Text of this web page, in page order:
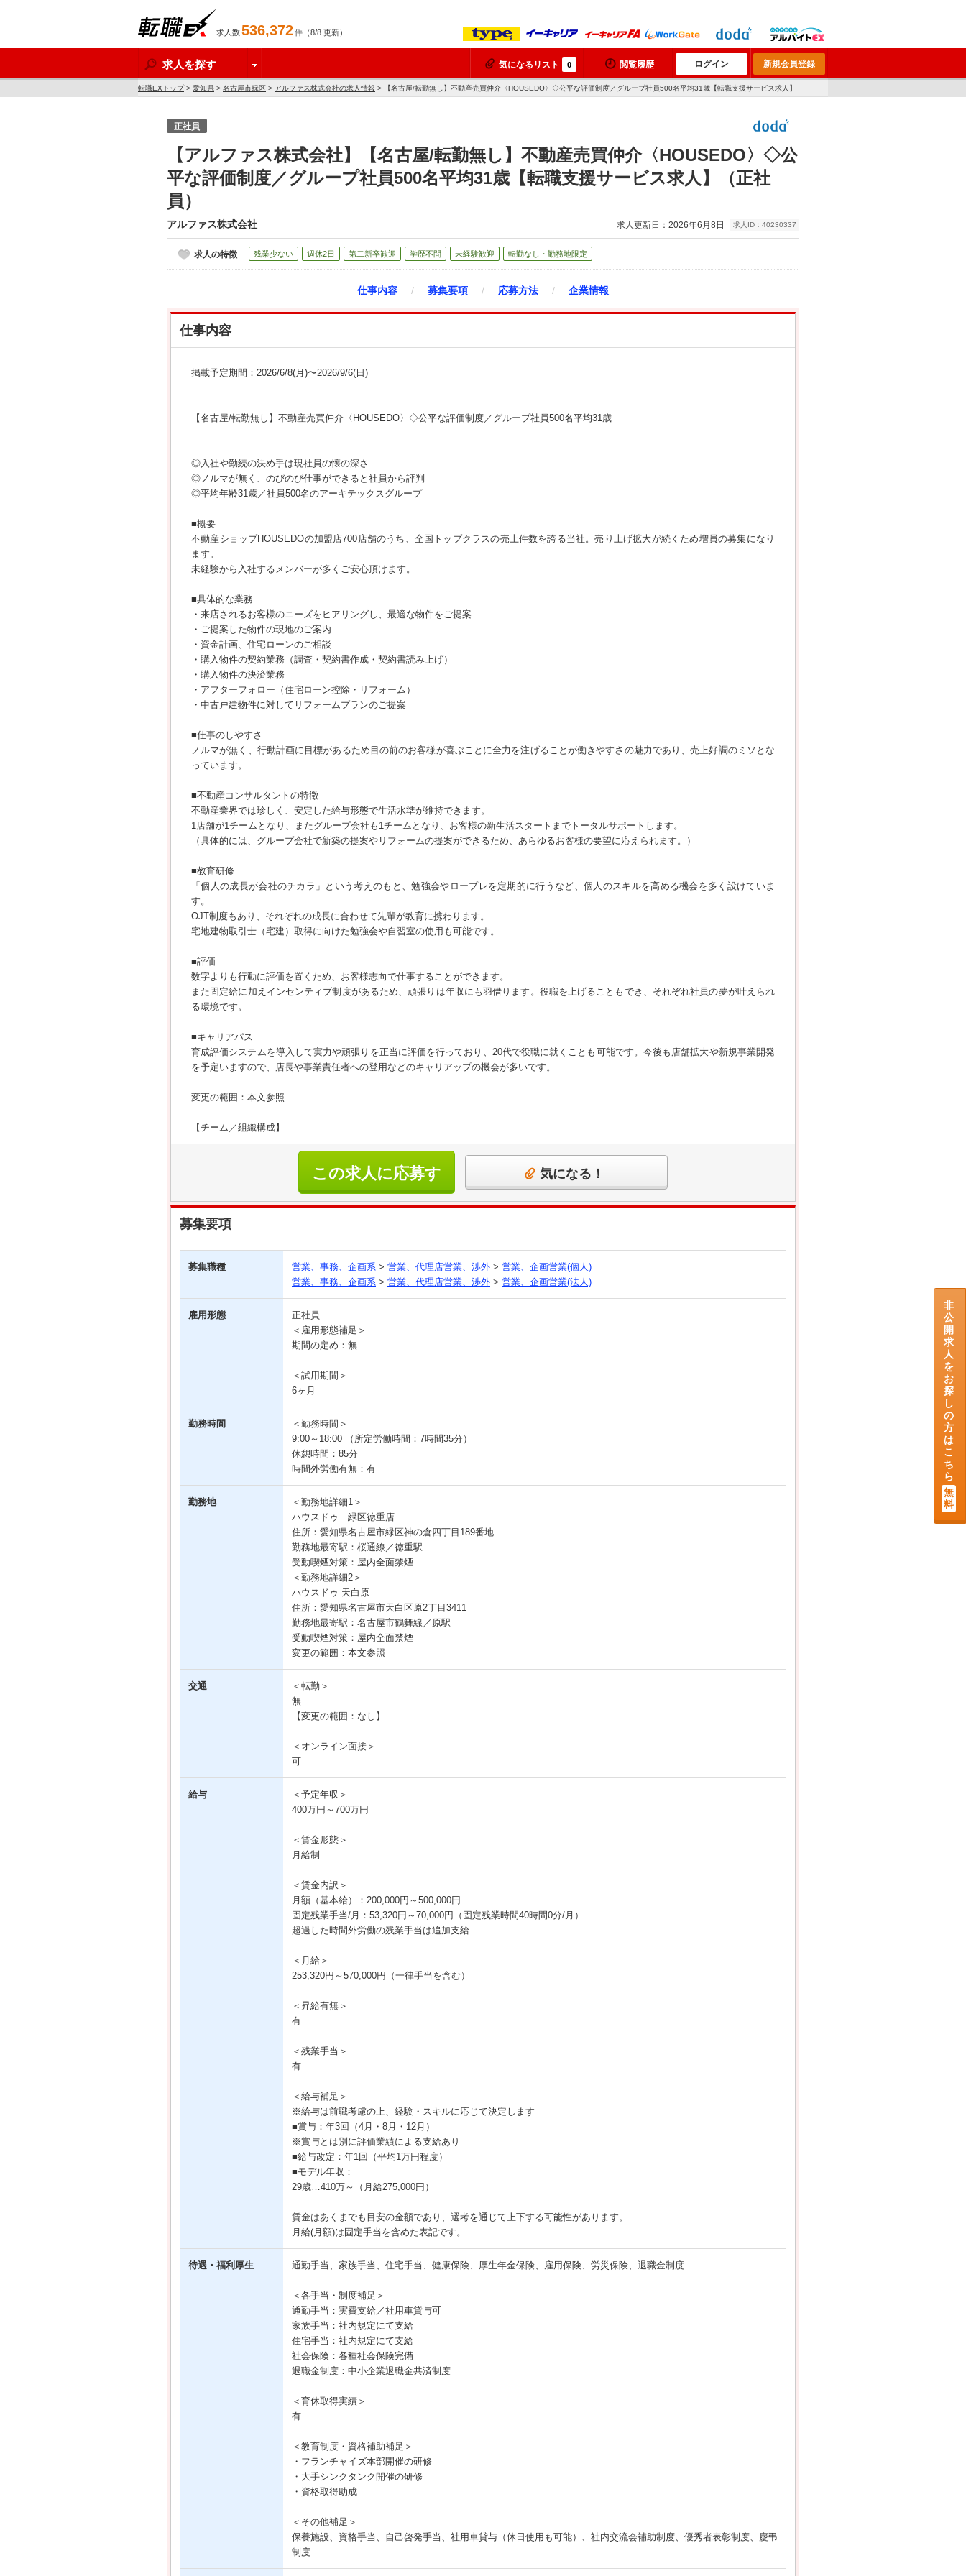
求人数536,372件（8/8 更新）
求人を探す 気になるリスト 0 閲覧履歴 ログイン 新規会員登録
転職EXトップ> 愛知県 > 名古屋市緑区 > アルファス株式会社の求人情報 > 【名古屋/転勤無し】不動産売買仲介〈HOUSEDO〉◇公平な評価制度／グループ社員500名平均31歳【転職支援サービス求人】
正社員
【アルファス株式会社】【名古屋/転勤無し】不動産売買仲介〈HOUSEDO〉◇公
平な評価制度／グループ社員500名平均31歳【転職支援サービス求人】（正社
員）
アルファス株式会社 求人更新日：2026年6月8日 求人ID：40230337
求人の特徴 残業少ない 週休2日 第二新卒歓迎 学歴不問 未経験歓迎 転勤なし・勤務地限定
仕事内容 / 募集要項 / 応募方法 / 企業情報
仕事内容
掲載予定期間：2026/6/8(月)〜2026/9/6(日)
【名古屋/転勤無し】不動産売買仲介〈HOUSEDO〉◇公平な評価制度／グループ社員500名平均31歳
◎入社や勤続の決め手は現社員の懐の深さ
◎ノルマが無く、のびのび仕事ができると社員から評判
◎平均年齢31歳／社員500名のアーキテックスグループ
■概要
不動産ショップHOUSEDOの加盟店700店舗のうち、全国トップクラスの売上件数を誇る当社。売り上げ拡大が続くため増員の募集になり
ます。
未経験から入社するメンバーが多くご安心頂けます。
■具体的な業務
・来店されるお客様のニーズをヒアリングし、最適な物件をご提案
・ご提案した物件の現地のご案内
・資金計画、住宅ローンのご相談
・購入物件の契約業務（調査・契約書作成・契約書読み上げ）
・購入物件の決済業務
・アフターフォロー（住宅ローン控除・リフォーム）
・中古戸建物件に対してリフォームプランのご提案
■仕事のしやすさ
ノルマが無く、行動計画に目標があるため目の前のお客様が喜ぶことに全力を注げることが働きやすさの魅力であり、売上好調のミソとな
っています。
■不動産コンサルタントの特徴
不動産業界では珍しく、安定した給与形態で生活水準が維持できます。
1店舗が1チームとなり、またグループ会社も1チームとなり、お客様の新生活スタートまでトータルサポートします。
（具体的には、グループ会社で新築の提案やリフォームの提案ができるため、あらゆるお客様の要望に応えられます。）
■教育研修
「個人の成長が会社のチカラ」という考えのもと、勉強会やロープレを定期的に行うなど、個人のスキルを高める機会を多く設けていま
す。
OJT制度もあり、それぞれの成長に合わせて先輩が教育に携わります。
宅地建物取引士（宅建）取得に向けた勉強会や自習室の使用も可能です。
■評価
数字よりも行動に評価を置くため、お客様志向で仕事することができます。
また固定給に加えインセンティブ制度があるため、頑張りは年収にも羽借ります。役職を上げることもでき、それぞれ社員の夢が叶えられ
る環境です。
■キャリアパス
育成評価システムを導入して実力や頑張りを正当に評価を行っており、20代で役職に就くことも可能です。今後も店舗拡大や新規事業開発
を予定いますので、店長や事業責任者への登用などのキャリアップの機会が多いです。
変更の範囲：本文参照
【チーム／組織構成】
この求人に応募す
る
気になる！
募集要項
募集職種 営業、事務、企画系 > 営業、代理店営業、渉外 > 営業、企画営業(個人)
営業、事務、企画系 > 営業、代理店営業、渉外 > 営業、企画営業(法人)
雇用形態
正社員
＜雇用形態補足＞
期間の定め：無
＜試用期間＞
6ヶ月
勤務時間
＜勤務時間＞
9:00～18:00 （所定労働時間：7時間35分）
休憩時間：85分
時間外労働有無：有
勤務地
＜勤務地詳細1＞
ハウスドゥ 緑区徳重店
住所：愛知県名古屋市緑区神の倉四丁目189番地
勤務地最寄駅：桜通線／徳重駅
受動喫煙対策：屋内全面禁煙
＜勤務地詳細2＞
ハウスドゥ 天白原
住所：愛知県名古屋市天白区原2丁目3411
勤務地最寄駅：名古屋市鶴舞線／原駅
受動喫煙対策：屋内全面禁煙
変更の範囲：本文参照
交通
＜転勤＞
無
【変更の範囲：なし】
＜オンライン面接＞
可
給与
＜予定年収＞
400万円～700万円
＜賃金形態＞
月給制
＜賃金内訳＞
月額（基本給）：200,000円～500,000円
固定残業手当/月：53,320円～70,000円（固定残業時間40時間0分/月）
超過した時間外労働の残業手当は追加支給
＜月給＞
253,320円～570,000円（一律手当を含む）
＜昇給有無＞
有
＜残業手当＞
有
＜給与補足＞
※給与は前職考慮の上、経験・スキルに応じて決定します
■賞与：年3回（4月・8月・12月）
※賞与とは別に評価業績による支給あり
■給与改定：年1回（平均1万円程度）
■モデル年収：
29歳…410万～（月給275,000円）
賃金はあくまでも目安の金額であり、選考を通じて上下する可能性があります。
月給(月額)は固定手当を含めた表記です。
待遇・福利厚生 通勤手当、家族手当、住宅手当、健康保険、厚生年金保険、雇用保険、労災保険、退職金制度
＜各手当・制度補足＞
通勤手当：実費支給／社用車貸与可
家族手当：社内規定にて支給
住宅手当：社内規定にて支給
社会保険：各種社会保険完備
退職金制度：中小企業退職金共済制度
＜育休取得実績＞
有
＜教育制度・資格補助補足＞
・フランチャイズ本部開催の研修
・大手シンクタンク開催の研修
・資格取得助成
＜その他補足＞
保養施設、資格手当、自己啓発手当、社用車貸与（休日使用も可能）、社内交流会補助制度、優秀者表彰制度、慶弔
制度
非
公
開
求
人
を
お
探
し
の
方
は
こ
ち
ら
無
料